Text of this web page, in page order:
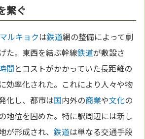
繋ぐ
マルキョクは鉄道網の整備によって劇
た。東西を結ぶ幹線鉄道が敷設さ
間とコストがかかっていた長距離の
効率化された。これにより人々や物
化し、都市は国内外の商業や文化の
地位を固めた。特に駅周辺には新し
が形成され、鉄道は単なる交通手段